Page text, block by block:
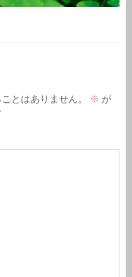
とはありません。 ※ が